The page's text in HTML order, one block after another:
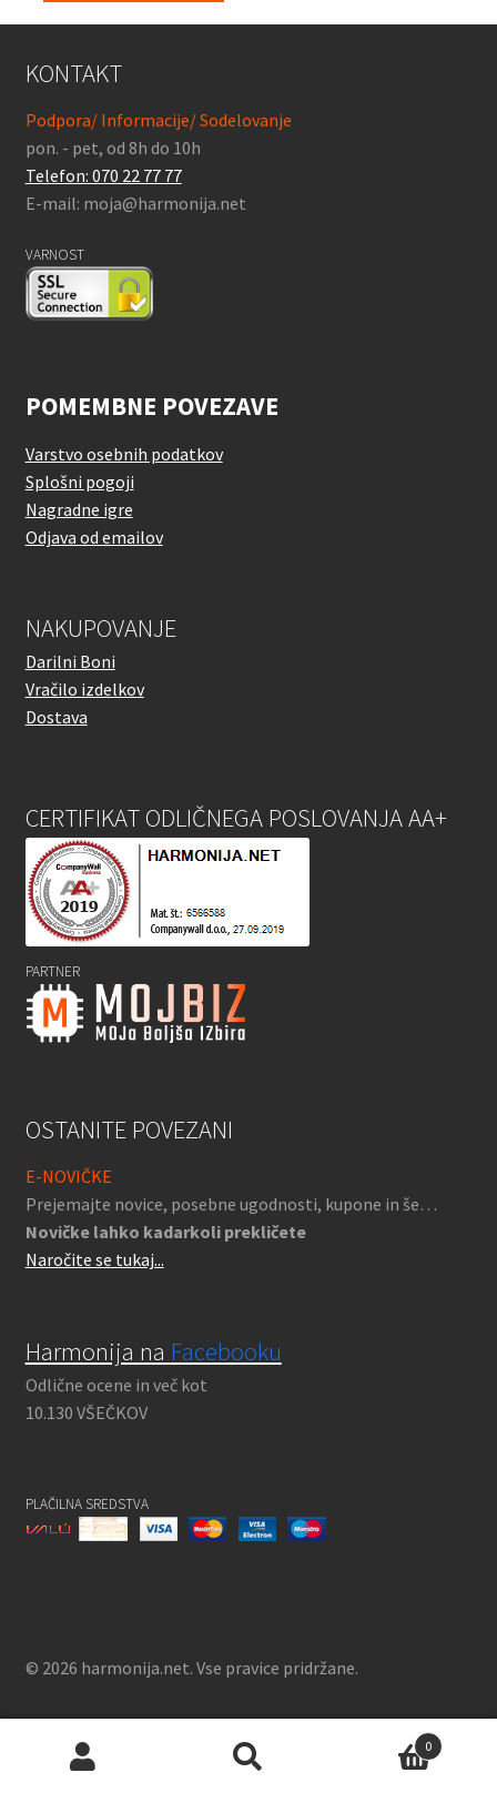
KONTAKT
Podpora/ Informacije/ Sodelovanje
pon. - pet, od 8h do 10h
Telefon: 070 22 77 77
E-mail: moja@harmonija.net
VARNOST
POMEMBNE POVEZAVE
Varstvo osebnih podatkov
Splošni pogoji
Nagradne igre
Odjava od emailov
NAKUPOVANJE
Darilni Boni
Vračilo izdelkov
Dostava
CERTIFIKAT ODLIČNEGA POSLOVANJA AA+
PARTNER
OSTANITE POVEZANI
E-NOVIČKE
Prejemajte novice, posebne ugodnosti, kupone in še…
Novičke lahko kadarkoli prekličete
Naročite se tukaj...
Harmonija na Facebooku
Odlične ocene in več kot
10.130 VŠEČKOV
PLAČILNA SREDSTVA
© 2026 harmonija.net. Vse pravice pridržane.
0